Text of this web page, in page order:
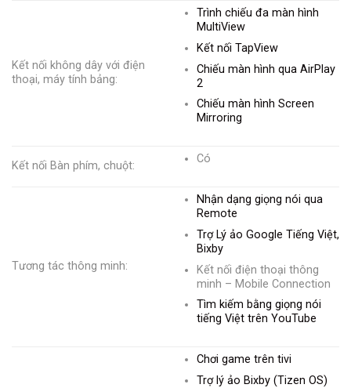
Kết nối không dây với điện
thoại, máy tính bảng:
Trình chiếu đa màn hình
MultiView
Kết nối TapView
Chiếu màn hình qua AirPlay
2
Chiếu màn hình Screen
Mirroring
Kết nối Bàn phím, chuột:
Có
Tương tác thông minh:
Nhận dạng giọng nói qua
Remote
Trợ Lý ảo Google Tiếng Việt,
Bixby
Kết nối điện thoại thông
minh – Mobile Connection
Tìm kiếm bằng giọng nói
tiếng Việt trên YouTube
Chơi game trên tivi
Trợ lý ảo Bixby (Tizen OS)